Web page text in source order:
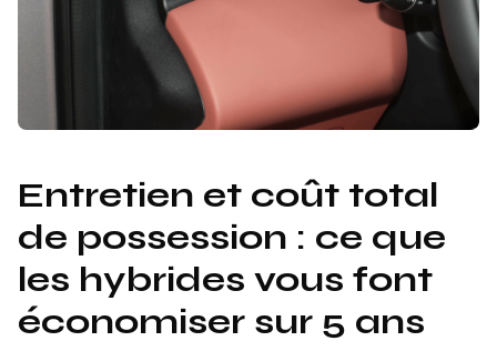
Entretien et coût total
de possession : ce que
les hybrides vous font
économiser sur 5 ans